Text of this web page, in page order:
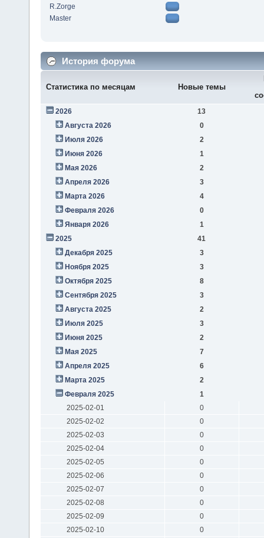
R.Zorge
Master
История форума
Статистика по месяцам Новые темы
2026
13
Августа 2026
0
Июля 2026
2
Июня 2026
1
Мая 2026
2
Апреля 2026
3
Марта 2026
4
Февраля 2026
0
Января 2026
1
2025
41
Декабря 2025
3
Ноября 2025
3
Октября 2025
8
Сентября 2025
3
Августа 2025
2
Июля 2025
3
Июня 2025
2
Мая 2025
7
Апреля 2025
6
Марта 2025
2
Февраля 2025
1
2025-02-01
0
2025-02-02
0
2025-02-03
0
2025-02-04
0
2025-02-05
0
2025-02-06
0
2025-02-07
0
2025-02-08
0
2025-02-09
0
2025-02-10
0